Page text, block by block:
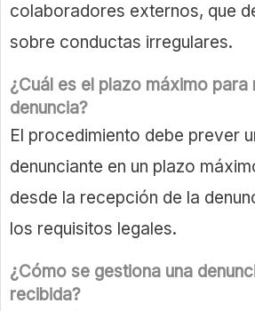
colaboradores externos, que
sobre conductas irregulares.
¿Cuál es el plazo máximo para
denuncia?
El procedimiento debe prever
denunciante en un plazo
desde la recepción de la
los requisitos legales.
¿Cómo se gestiona una
recibida?